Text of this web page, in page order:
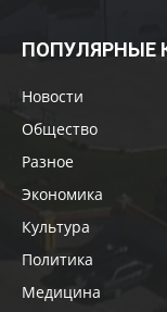
ПОПУЛЯРНЫЕ
Новости
Общество
Разное
Экономика
Культура
Политика
Медицина